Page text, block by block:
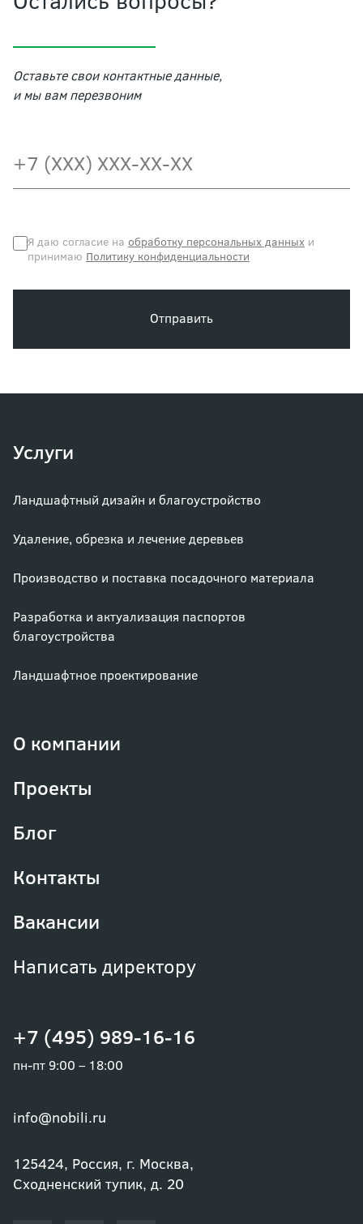
Оставьте свои контактные данные,
и мы вам перезвоним
Я даю согласие на обработку персональных данных и
принимаю Политику конфиденциальности
Отправить
+7 (495) 989-16-16
пн-пт 9:00 – 18:00
info@nobili.ru
125424, Россия, г. Москва,
Сходненский тупик, д. 20
Услуги
Ландшафтный дизайн и благоустройство
Удаление, обрезка и лечение деревьев
Производство и поставка посадочного материала
Разработка и актуализация паспортов
благоустройства
Ландшафтное проектирование
О компании
Проекты
Блог
Контакты
Вакансии
Написать директору